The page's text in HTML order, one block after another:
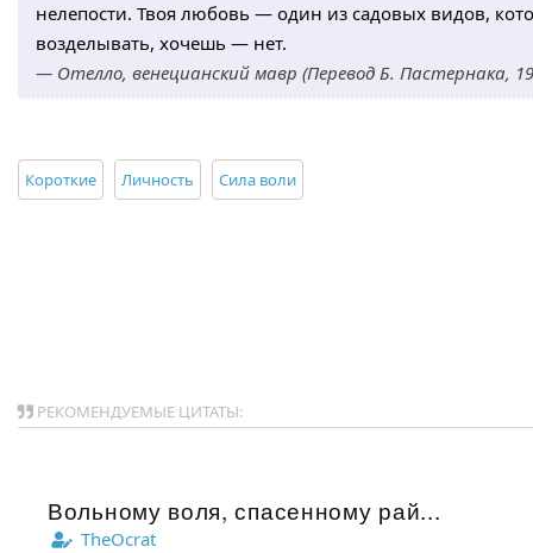
нелепости. Твоя любовь — один из садовых видов,
возделывать, хочешь — нет.
— Отелло, венецианский мавр (Перевод Б. Пастернака,
Короткие Личность Сила воли
РЕКОМЕНДУЕМЫЕ ЦИТАТЫ:
Вольному воля, спасенному рай...
TheOcrat